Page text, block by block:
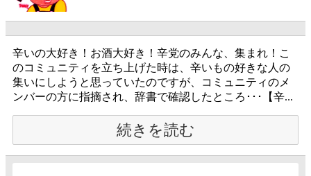
辛いの大好き！お酒大好き！辛党のみんな、集まれ！こ
のコミュニティを立ち上げた時は、辛いもの好きな人の
集いにしようと思っていたのですが、コミュニティのメ
ンバーの方に指摘され、辞書で確認したところ･･･【辛...
続きを読む